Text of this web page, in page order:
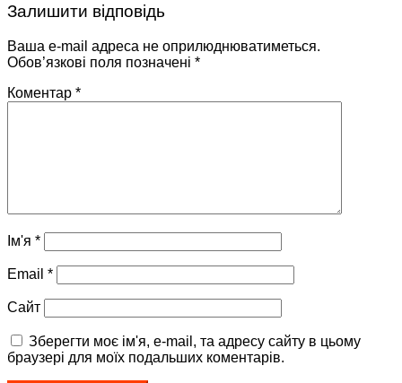
Залишити відповідь
Ваша e-mail адреса не оприлюднюватиметься.
Обов’язкові поля позначені *
Коментар *
Ім'я *
Email *
Сайт
Зберегти моє ім'я, e-mail, та адресу сайту в цьому
браузері для моїх подальших коментарів.